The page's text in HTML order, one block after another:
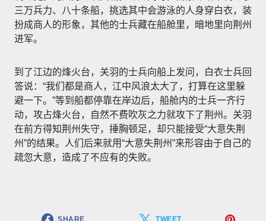
三万兵力、八十条船，挑选其中会游泳的人身穿白衣，装
扮成商人的形象，其他的士兵藏在船舱里，暗地里向荆州
进军。
到了江边的烽火台，关羽的士兵向船上发问，白衣士兵回
答说：“我们都是商人，江中风浪太大了，打算在这里躲
避一下。”等到船都停靠在岸边后，船舱内的士兵一齐行
动，攻占烽火台，自然不费吹灰之力就攻下了荆州。关羽
在前方得知荆州失守，捶胸顿足，却只能接受“大意失荆
州”的结果。人们后来就用“大意失荆州”来形容由于自己的
疏忽大意，造成了不应有的失败。
SHARE TWEET